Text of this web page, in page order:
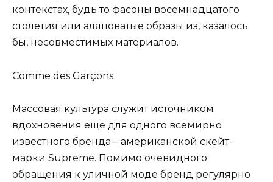
контекстах, будь то фасоны восемнадцатого
столетия или аляповатые образы из, казалось
бы, несовместимых материалов.
Comme des Garçons
Массовая культура служит источником
вдохновения еще для одного всемирно
известного бренда – американской скейт-
марки Supreme. Помимо очевидного
обращения к уличной моде бренд регулярно